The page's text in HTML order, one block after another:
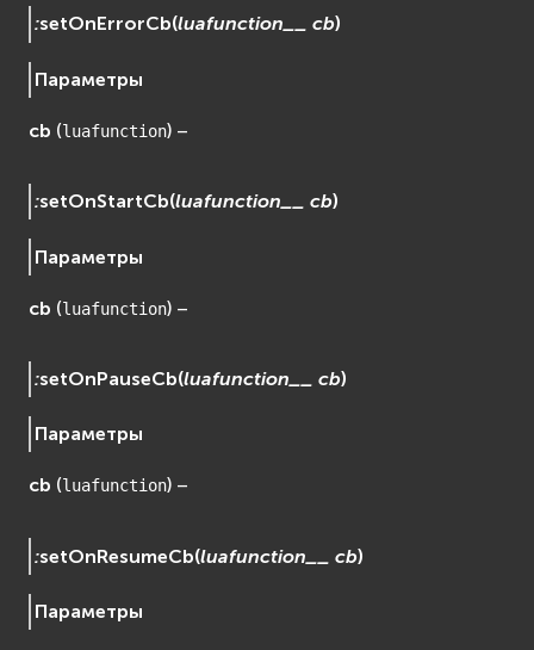
:setOnErrorCb(luafunction__ cb)
Параметры
cb (luafunction) –
:setOnStartCb(luafunction__ cb)
Параметры
cb (luafunction) –
:setOnPauseCb(luafunction__ cb)
Параметры
cb (luafunction) –
:setOnResumeCb(luafunction__ cb)
Параметры